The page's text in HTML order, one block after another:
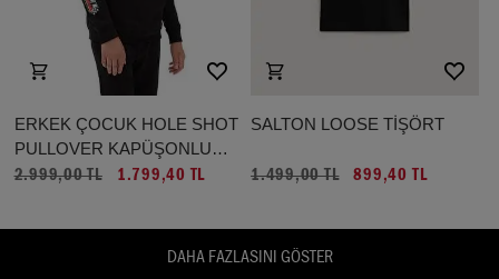
ERKEK ÇOCUK HOLE SHOT
PULLOVER KAPÜŞONLU
ÜST (8-14 YAŞ)
2.999,00 TL 1.799,40 TL
SALTON LOOSE TİŞÖRT
1.499,00 TL 899,40 TL
DAHA FAZLASINI GÖSTER